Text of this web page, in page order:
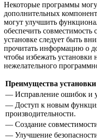
Некоторые программы
дополнительных
могут улучшить
обеспечить
установке следует быть
прочитать информацию о
чтобы избежать
нежелательного
Преимущества
— Исправление ошибок и
— Доступ к новым
производительности.
— Создание
— Улучшение